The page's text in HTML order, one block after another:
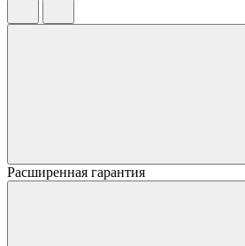
Расширенная гарантия